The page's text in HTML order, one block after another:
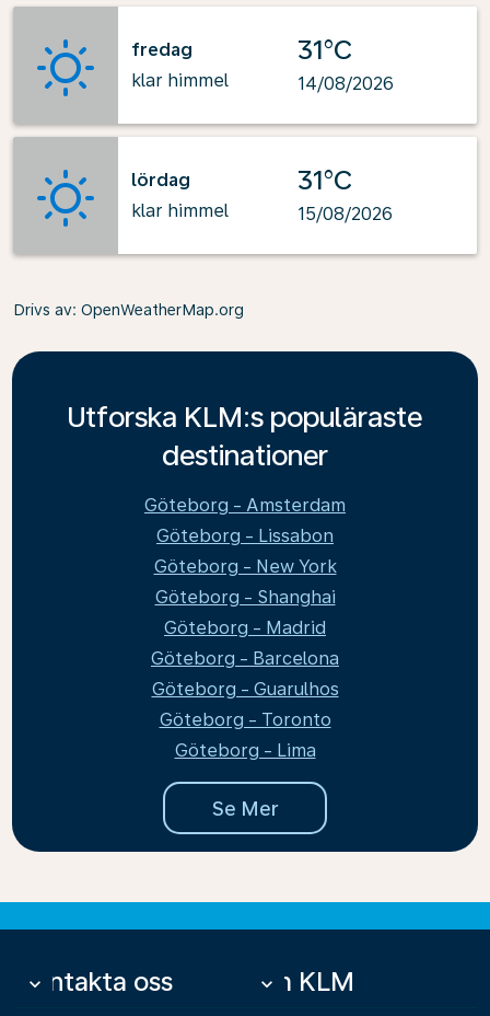
fredag
klar himmel
31°C
14/08/2026
lördag
klar himmel
31°C
15/08/2026
Drivs av: OpenWeatherMap.org
Utforska KLM:s populäraste
destinationer
Göteborg - Amsterdam
Göteborg - Lissabon
Göteborg - New York
Göteborg - Shanghai
Göteborg - Madrid
Göteborg - Barcelona
Göteborg - Guarulhos
Göteborg - Toronto
Göteborg - Lima
Se Mer
Kontakta oss
keyboard_arrow_down Om KLM
keyboard_arrow_down